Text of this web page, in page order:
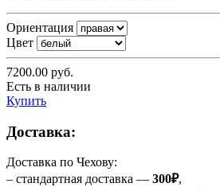
Ориентация
Цвет
7200.00 руб.
Есть в наличии
Купить
Доставка:
Доставка по Чехову:
– стандартная доставка — 300₽,